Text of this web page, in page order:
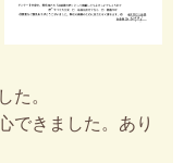
た。
できました。あり